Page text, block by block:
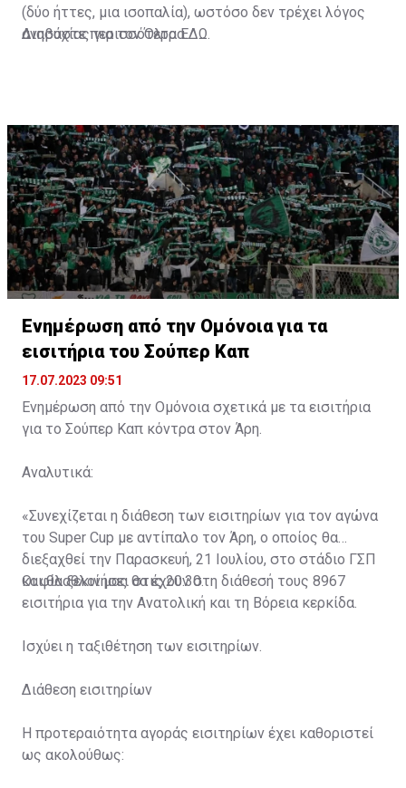
(δύο ήττες, μια ισοπαλία), ωστόσο δεν τρέχει λόγος
ανησυχίας για τον Όλτρα.
Διαβάστε περισσότεραΕΔΩ
Ενημέρωση από την Ομόνοια για τα
εισιτήρια του Σούπερ Καπ
17.07.2023 09:51
Ενημέρωση από την Ομόνοια σχετικά με τα εισιτήρια
για το Σούπερ Καπ κόντρα στον Άρη.
Αναλυτικά:
«Συνεχίζεται η διάθεση των εισιτηρίων για τον αγώνα
του Super Cup με αντίπαλο τον Άρη, ο οποίος θα
διεξαχθεί την Παρασκευή, 21 Ιουλίου, στο στάδιο ΓΣΠ
και θα ξεκινήσει στις 20:30.
Οι φίλαθλοί μας θα έχουν στη διάθεσή τους 8967
εισιτήρια για την Ανατολική και τη Βόρεια κερκίδα.
Ισχύει η ταξιθέτηση των εισιτηρίων.
Διάθεση εισιτηρίων
Η προτεραιότητα αγοράς εισιτηρίων έχει καθοριστεί
ως ακολούθως: